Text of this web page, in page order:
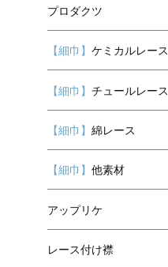
プロダクツ
【細巾】 ケミカルレース
【細巾】 チュールレース
【細巾】 綿レース
【細巾】 他素材
アップリケ
レース付け襟